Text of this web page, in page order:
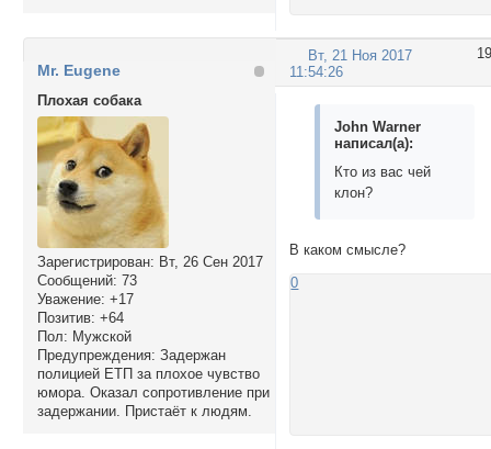
19
Вт, 21 Ноя 2017
11:54:26
Mr. Eugene
Плохая собака
Зарегистрирован: Вт, 26 Сен 2017
Сообщений: 73
Уважение: +17
Позитив: +64
Пол: Мужской
Предупреждения: Задержан
полицией ЕТП за плохое чувство
юмора. Оказал сопротивление при
задержании. Пристаёт к людям.
John Warner
написал(а):
Кто из вас чей
клон?
В каком смысле?
0